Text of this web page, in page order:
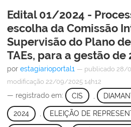
Edital 01/2024 -
escolha da Comissão
Supervisão do Plano
TAEs, para a gestão de
por estagiarioportal1 — publicado 28/
modificação 22/09/2025 14h12
— registrado em: CIS
2024 , ELEIÇÃO DE